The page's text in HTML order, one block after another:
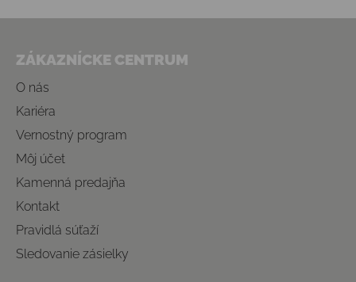
ZÁKAZNÍCKE CENTRUM
O nás
Kariéra
Vernostný program
Môj účet
Kamenná predajňa
Kontakt
Pravidlá súťaží
Sledovanie zásielky